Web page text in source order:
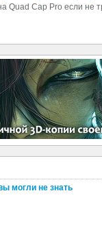
Quad Cap Pro если не
могли не знать